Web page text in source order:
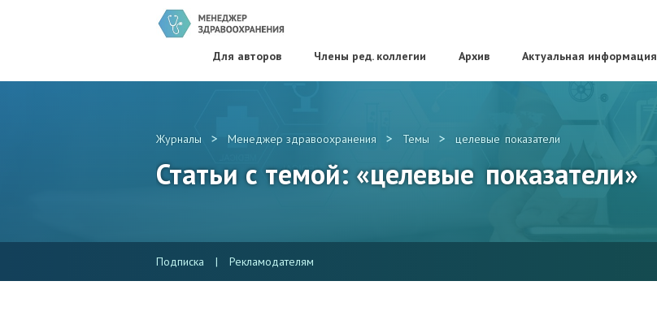
Для авторов Члены ред. коллегии Архив Актуальная информация
Журналы > Менеджер здравоохранения > Темы > целевые показатели
Статьи с темой: «целевые показатели»
Подписка | Рекламодателям